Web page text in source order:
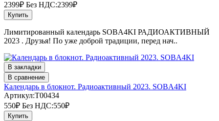
2399₽ Без НДС:2399₽
Купить
Лимитированный календарь SOBA4KI РАДИОАКТИВНЫЙ
2023 . Друзья! По уже доброй традиции, перед нач..
В закладки
В сравнение
Календарь в блокнот. Радиоактивный 2023. SOBA4KI
Артикул:T00434
550₽ Без НДС:550₽
Купить